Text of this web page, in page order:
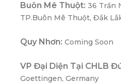
Buôn Mê Thuột: 36 Trần
TP.Buôn Mê Thuột, Đắk
Quy Nhơn: Coming Soon
VP Đại Diện Tại CHLB
Goettingen, Germany